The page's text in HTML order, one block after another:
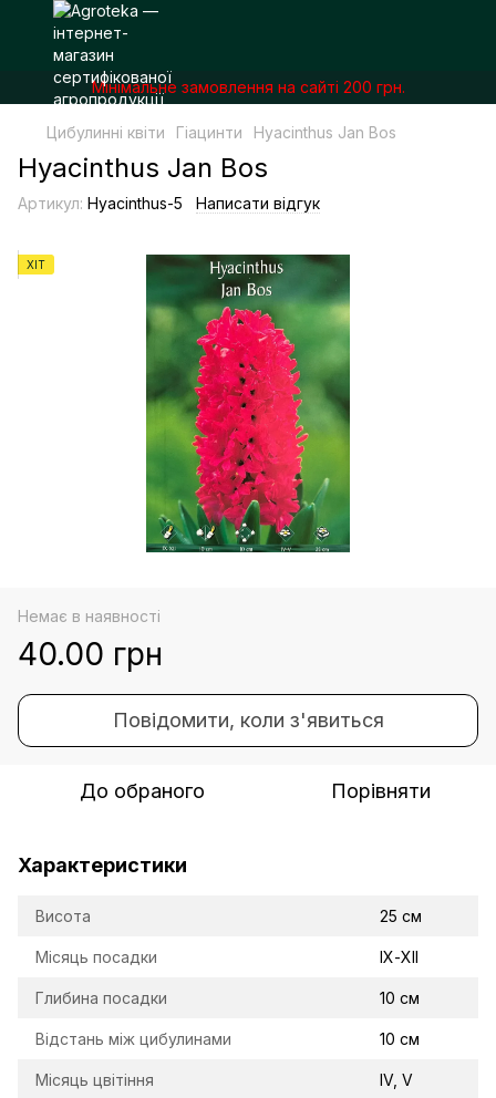
Мінімальне замовлення на сайті 200 грн.
Цибулинні квіти Гіацинти Hyacinthus Jan Bos
Hyacinthus Jan Bos
Артикул: Hyacinthus-5 Написати відгук
ХІТ
Немає в наявності
40.00 грн
Повідомити, коли з'явиться
До обраного Порівняти
Характеристики
Висота 25 см
Місяць посадки ІХ-ХІІ
Глибина посадки 10 см
Відстань між цибулинами 10 см
Місяць цвітіння ІV, V